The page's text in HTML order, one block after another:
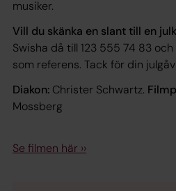
musiker.
Vill du skänka en slant till en
Swisha då till 123 555 74 83
som referens. Tack för din
Diakon: Christer Schwartz.
Mossberg
Se filmen här ››